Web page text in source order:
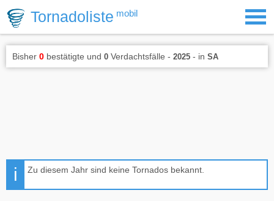
Tornadoliste mobil
Bisher 0 bestätigte und 0 Verdachtsfälle - 2025 - in SA
Zu diesem Jahr sind keine Tornados bekannt.